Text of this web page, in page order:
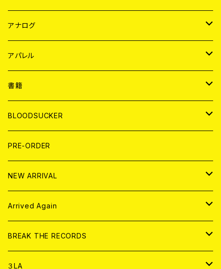
JAPAN
WORLD
アナログ
JAPAN
７EP
LP
WORLD
7EP
LP
アパレル
JAPAN
T-shirt
HOOD
WORLD
T-shirt
HOOD
書籍
MAGAZINE
BOLLOCKS
EL ZINE
写真集 (PHOTOBOOK)
BLOODSUCKER
CD
アナログ
アパレル
書籍
DIGITAL CONTENTS
PRE-ORDER
NEW ARRIVAL
CD
アナログ
Arrived Again
CD
アナログ
BREAK THE RECORDS
CD
３LA